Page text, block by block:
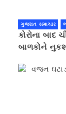
ગુજરાત સમાચાર
કોરોના બાદ
બાળકોને